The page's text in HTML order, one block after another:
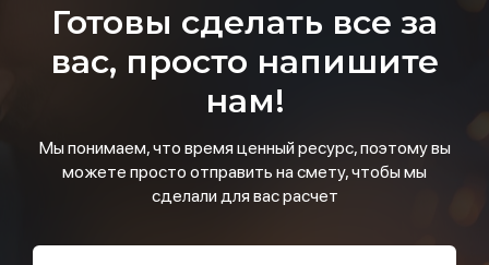
Готовы сделать все за
вас, просто напишите
нам!
Мы понимаем, что время ценный ресурс, поэтому вы
можете просто отправить на смету, чтобы мы
сделали для вас расчет